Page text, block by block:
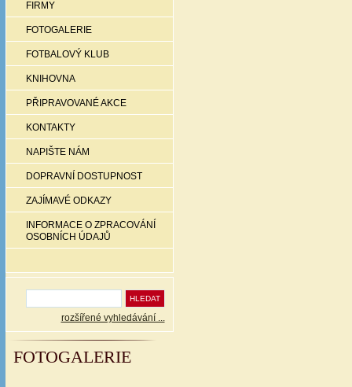
FIRMY
FOTOGALERIE
FOTBALOVÝ KLUB
KNIHOVNA
PŘIPRAVOVANÉ AKCE
KONTAKTY
NAPIŠTE NÁM
DOPRAVNÍ DOSTUPNOST
ZAJÍMAVÉ ODKAZY
INFORMACE O ZPRACOVÁNÍ
OSOBNÍCH ÚDAJŮ
rozšířené vyhledávání ...
FOTOGALERIE